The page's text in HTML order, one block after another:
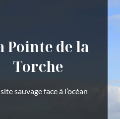
Pointe de la
Torche
sauvage face à l’océan